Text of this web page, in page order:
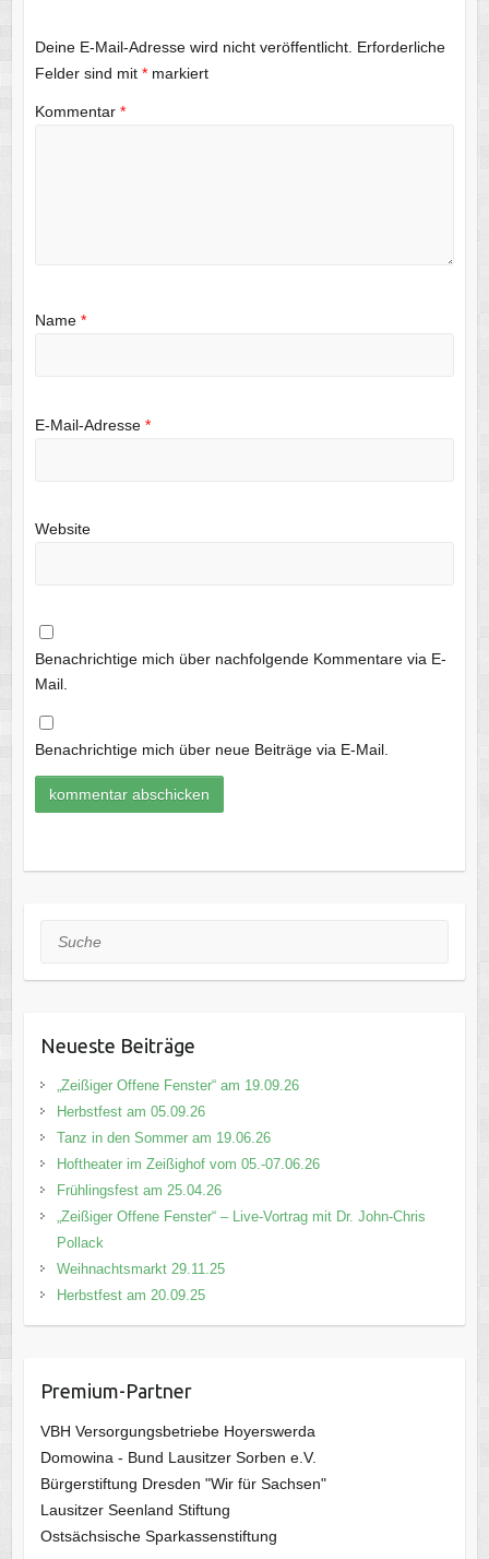
Deine E-Mail-Adresse wird nicht veröffentlicht. Erforderliche
Felder sind mit *markiert
Kommentar *
Name *
E-Mail-Adresse *
Website
Benachrichtige mich über nachfolgende Kommentare via E-
Mail.
Benachrichtige mich über neue Beiträge via E-Mail.
Suche
Neueste Beiträge
„Zeißiger Offene Fenster“ am 19.09.26
Herbstfest am 05.09.26
Tanz in den Sommer am 19.06.26
Hoftheater im Zeißighof vom 05.-07.06.26
Frühlingsfest am 25.04.26
„Zeißiger Offene Fenster“ – Live-Vortrag mit Dr. John-Chris
Pollack
Weihnachtsmarkt 29.11.25
Herbstfest am 20.09.25
Premium-Partner
VBH Versorgungsbetriebe Hoyerswerda
Domowina - Bund Lausitzer Sorben e.V.
Bürgerstiftung Dresden "Wir für Sachsen"
Lausitzer Seenland Stiftung
Ostsächsische Sparkassenstiftung